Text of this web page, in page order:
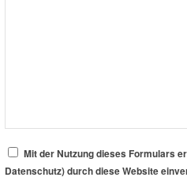
Mit der Nutzung dieses Formulars
Datenschutz) durch diese Website